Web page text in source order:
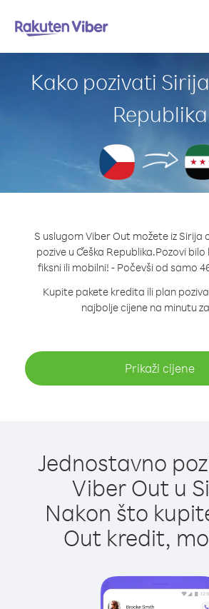
Kako pozivati
Republika
S uslugom Viber Out možete iz
pozive u Češka Republika.Pozovi bilo
fiksni ili mobilni! - Počevši od samo
Kupite pakete kredita ili plan
najbolje cijene na minutu
Prikaži cijene
Jednostavno
Viber Out u
Nakon što
Out kredit,